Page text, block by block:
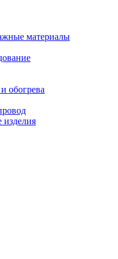
материалы
обогрева
изделия